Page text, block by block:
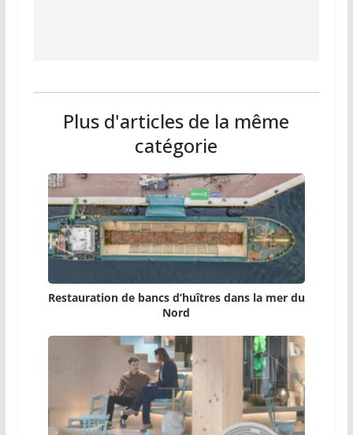
Plus d'articles de la même
catégorie
Restauration de bancs d’huîtres dans la mer du
Nord